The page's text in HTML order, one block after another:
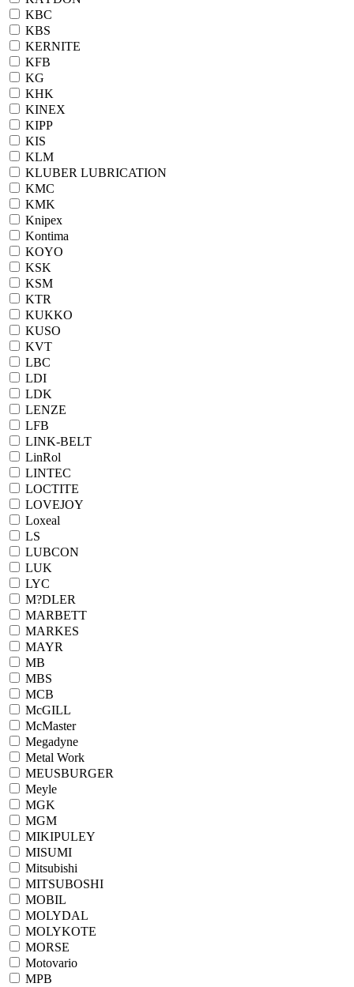
KBC
KBS
KERNITE
KFB
KG
KHK
KINEX
KIPP
KIS
KLM
KLUBER LUBRICATION
KMC
KMK
Knipex
Kontima
KOYO
KSK
KSM
KTR
KUKKO
KUSO
KVT
LBC
LDI
LDK
LENZE
LFB
LINK-BELT
LinRol
LINTEC
LOCTITE
LOVEJOY
Loxeal
LS
LUBCON
LUK
LYC
M?DLER
MARBETT
MARKES
MAYR
MB
MBS
MCB
McGILL
McMaster
Megadyne
Metal Work
MEUSBURGER
Meyle
MGK
MGM
MIKIPULEY
MISUMI
Mitsubishi
MITSUBOSHI
MOBIL
MOLYDAL
MOLYKOTE
MORSE
Motovario
MPB